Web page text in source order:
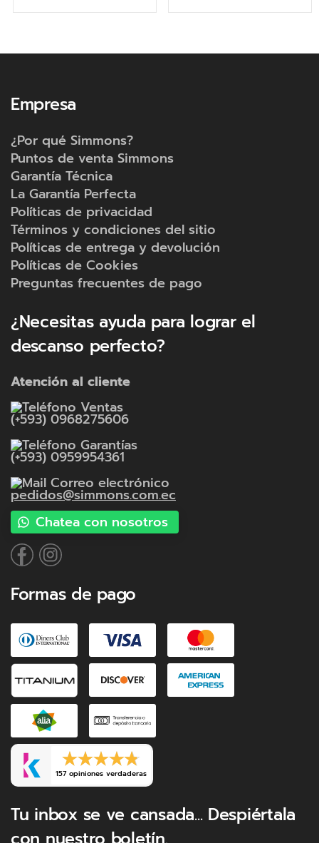
Empresa
¿Por qué Simmons?
Puntos de venta Simmons
Garantía Técnica
La Garantía Perfecta
Políticas de privacidad
Términos y condiciones del sitio
Políticas de entrega y devolución
Políticas de Cookies
Preguntas frecuentes de pago
¿Necesitas ayuda para lograr el
descanso perfecto?
Atención al cliente
Ventas
(+593) 0968275606
Garantías
(+593) 0959954361
Correo electrónico
pedidos@simmons.com.ec
Chatea con nosotros
Formas de pago
157 opiniones verdaderas
Tu inbox se ve cansada... Despiértala